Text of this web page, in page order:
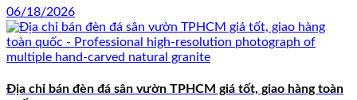
06/18/2026
Địa chỉ bán đèn đá sân vườn TPHCM giá tốt, giao hàng toàn